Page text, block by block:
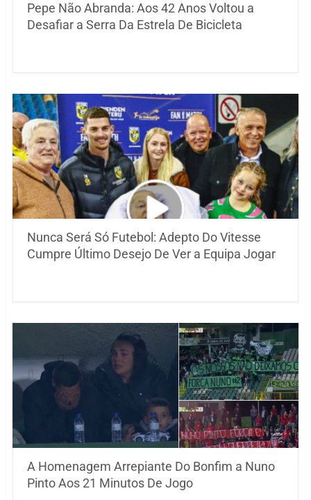
Pepe Não Abranda: Aos 42 Anos Voltou a
Desafiar a Serra Da Estrela De Bicicleta
Nunca Será Só Futebol: Adepto Do Vitesse
Cumpre Último Desejo De Ver a Equipa Jogar
A Homenagem Arrepiante Do Bonfim a Nuno
Pinto Aos 21 Minutos De Jogo